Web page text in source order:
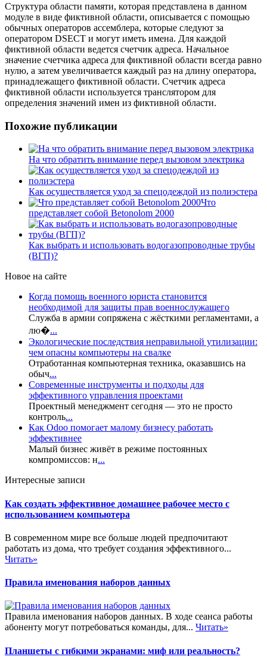
Структура области памяти, которая представлена в данном
модуле в виде фиктивной области, описывается с помощью
обычных операторов ассемблера, которые следуют за
оператором DSECT и могут иметь имена. Для каждой
фиктивной области ведется счетчик адреса. Начальное
значение счетчика адреса для фиктивной области всегда равно
нулю, а затем увеличивается каждый раз на длину оператора,
принадлежащего фиктивной области. Счетчик адреса
фиктивной области используется транслятором для
определения значений имен из фиктивной области.
Похожие публикации
На что обратить внимание перед вызовом электрика
Как осуществляется уход за спецодеждой из полиэстера
Что
представляет собой Betonolom 2000
Как выбрать и использовать водогазопроводные трубы
(ВГП)?
Новое на сайте
Когда помощь военного юриста становится
необходимой для защиты прав военнослужащего
Служба в армии сопряжена с жёсткими регламентами, а
лю�...
Экологические последствия неправильной утилизации:
чем опасны компьютеры на свалке
Отработанная компьютерная техника, оказавшись на
обыч...
Современные инструменты и подходы для
эффективного управления проектами
Проектный менеджмент сегодня — это не просто
контроль...
Как Odoo помогает малому бизнесу работать
эффективнее
Малый бизнес живёт в режиме постоянных
компромиссов: н...
Интересные записи
Как создать эффективное домашнее рабочее место с
использованием компьютера
В современном мире все больше людей предпочитают
работать из дома, что требует создания эффективного...
Читать»
Правила именования наборов данных
Правила именования наборов данных. В ходе сеанса работы
абоненту могут потребоваться команды, для... Читать»
Планшеты с гибкими экранами: миф или реальность?